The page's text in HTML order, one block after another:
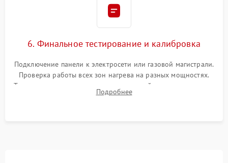
6. Финальное тестирование и калибровка
Подключение панели к электросети или газовой магистрали.
Проверка работы всех зон нагрева на разных мощностях.
Тестирование сенсорного управления, таймера, индикаторов
остаточного тепла и систем защиты от перегрева.
Подробнее